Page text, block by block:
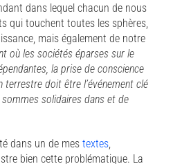
dans lequel chacun de nous
qui touchent toutes les sphères,
mais également de notre
où les sociétés éparses sur le
la prise de conscience
doit être l’événement clé
solidaires dans et de
dans un de mes textes,
bien cette problématique. La